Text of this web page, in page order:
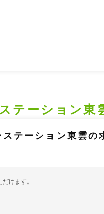
テーション東
テーション東雲の
けます。